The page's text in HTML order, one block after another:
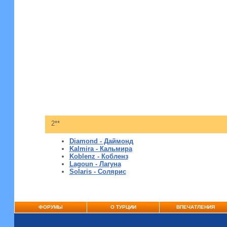
2**
Diamond - Даймонд
Kalmira - Кальмира
Koblenz - Кобленз
Lagoun - Лагуна
Solaris - Солярис
ФОРУМЫ О ТУРЦИИ ВПЕЧАТЛЕНИЯ